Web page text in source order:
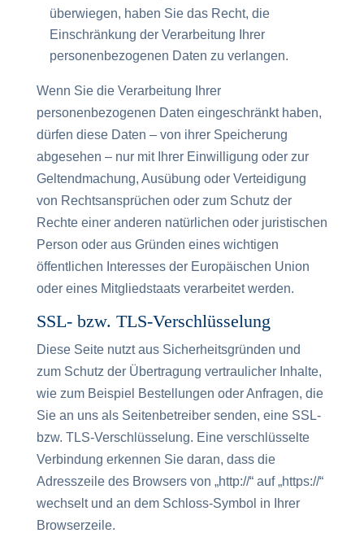
überwiegen, haben Sie das Recht, die
Einschränkung der Verarbeitung Ihrer
personenbezogenen Daten zu verlangen.
Wenn Sie die Verarbeitung Ihrer
personenbezogenen Daten eingeschränkt haben,
dürfen diese Daten – von ihrer Speicherung
abgesehen – nur mit Ihrer Einwilligung oder zur
Geltendmachung, Ausübung oder Verteidigung
von Rechtsansprüchen oder zum Schutz der
Rechte einer anderen natürlichen oder juristischen
Person oder aus Gründen eines wichtigen
öffentlichen Interesses der Europäischen Union
oder eines Mitgliedstaats verarbeitet werden.
SSL- bzw. TLS-Verschlüsselung
Diese Seite nutzt aus Sicherheitsgründen und
zum Schutz der Übertragung vertraulicher Inhalte,
wie zum Beispiel Bestellungen oder Anfragen, die
Sie an uns als Seitenbetreiber senden, eine SSL-
bzw. TLS-Verschlüsselung. Eine verschlüsselte
Verbindung erkennen Sie daran, dass die
Adresszeile des Browsers von „http://“ auf „https://“
wechselt und an dem Schloss-Symbol in Ihrer
Browserzeile.